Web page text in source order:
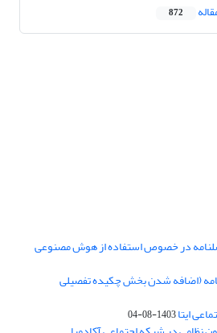
872
در خصوص استفاده از هوش مصنوعی
(اضافه شدن بخش چکیده تفصیلی
ایتا1403-08-04